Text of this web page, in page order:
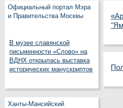
Официальный портал Мэра
и Правительства Москвы
В музее славянской
письменности «Слово» на
ВДНХ открылась выставка
исторических манускриптов
Ханты-Мансийский